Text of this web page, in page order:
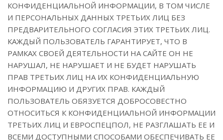
КОНФИДЕНЦИАЛЬНОЙ ИНФОРМАЦИИ, В ТОМ ЧИСЛЕ
И ПЕРСОНАЛЬНЫХ ДАННЫХ ТРЕТЬИХ ЛИЦ БЕЗ
ПРЕДВАРИТЕЛЬНОГО СОГЛАСИЯ ЭТИХ ТРЕТЬИХ ЛИЦ.
КАЖДЫЙ ПОЛЬЗОВАТЕЛЬ ГАРАНТИРУЕТ, ЧТО В
РАМКАХ СВОЕЙ ДЕЯТЕЛЬНОСТИ НА САЙТЕ ОН НЕ
НАРУШАЛ, НЕ НАРУШАЕТ И НЕ БУДЕТ НАРУШАТЬ
ПРАВ ТРЕТЬИХ ЛИЦ НА ИХ КОНФИДЕНЦИАЛЬНУЮ
ИНФОРМАЦИЮ И ДРУГИХ ПРАВ. КАЖДЫЙ
ПОЛЬЗОВАТЕЛЬ ОБЯЗУЕТСЯ ДОБРОСОВЕСТНО
ОТНОСИТЬСЯ К КОНФИДЕНЦИАЛЬНОЙ ИНФОРМАЦИИ
ТРЕТЬИХ ЛИЦ И ЕВРОСПЕЦПОЛ, НЕ РАЗГЛАШАТЬ ЕЕ И
ВСЕМИ ДОСТУПНЫМИ СПОСОБАМИ ОБЕСПЕЧИВАТЬ ЕЕ